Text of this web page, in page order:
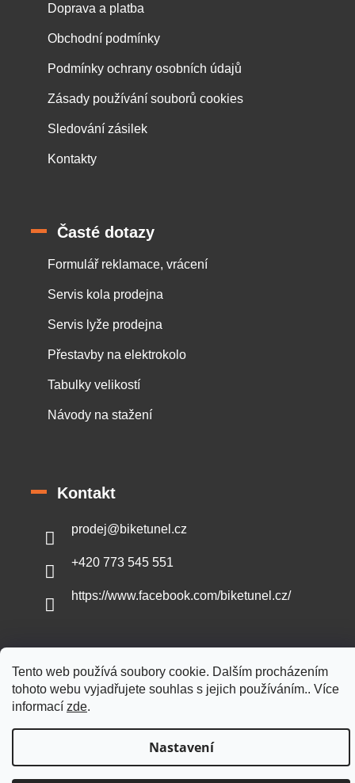
Tento web používá soubory cookie. Dalším procházením
tohoto webu vyjadřujete souhlas s jejich používáním.. Více
informací zde.
Nastavení
Doprava a platba
Obchodní podmínky
Podmínky ochrany osobních údajů
Zásady používání souborů cookies
Sledování zásilek
Kontakty
Časté dotazy
Formulář reklamace, vrácení
Servis kola prodejna
Servis lyže prodejna
Přestavby na elektrokolo
Tabulky velikostí
Návody na stažení
Kontakt
prodej@biketunel.cz
+420 773 545 551
https://www.facebook.com/biketunel.cz/
Vytvořil Shoptet
Copyright 2026BikeTunel.cz. Všechna práva vyhrazena.